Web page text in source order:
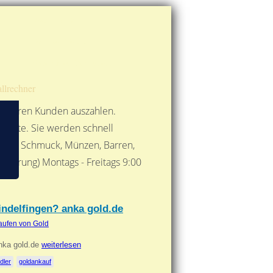
Kunden auszahlen.
Sie werden schnell
Schmuck, Münzen, Barren,
Montags - Freitags 9:00
anka gold.de
von Gold
gold.de weiterlesen
goldankauf